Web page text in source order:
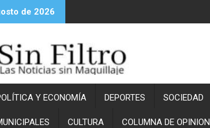
de 2026
Y ECONOMÍA DEPORTES SOCIEDAD
CULTURA COLUMNA DE OPINION